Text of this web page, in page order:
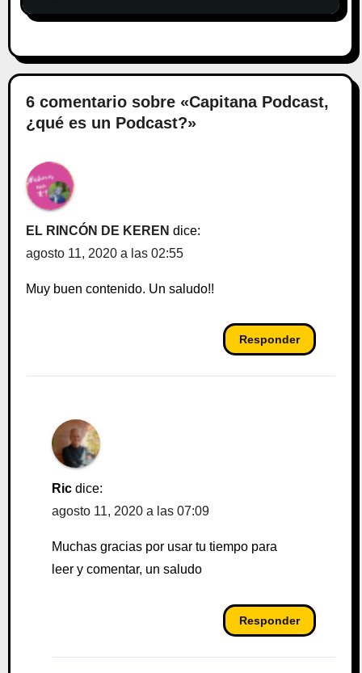
6 comentario sobre «Capitana Podcast,
¿qué es un Podcast?»
EL RINCÓN DE KEREN dice:
agosto 11, 2020 a las 02:55
Muy buen contenido. Un saludo!!
Responder
Ric dice:
agosto 11, 2020 a las 07:09
Muchas gracias por usar tu tiempo para
leer y comentar, un saludo
Responder